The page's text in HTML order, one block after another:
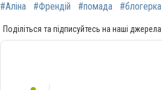
#Аліна #Френдій #помада #блогерка
Поділіться та підписуйтесь на наші джерела